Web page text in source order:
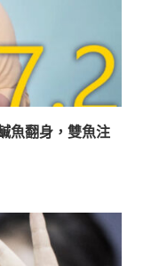
魚翻身，雙魚注